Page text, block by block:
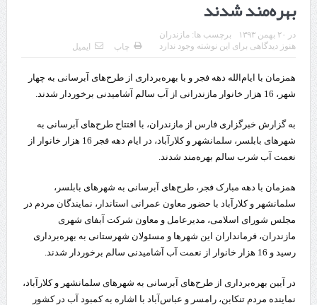
قدردانی وزیر میراث فرهنگی، گردشگری و صنایع دستی از استاندار اردبیل
استاندار اردبیل در دیدار دبیر شورای‌عالی مناطق آزاد و ویژه اقتصادی:
راه‌اندازی کامل منطقه آزاد اردبیل-بیله‌سوار و منطقه ویژه اقتصادی نمین تسریع
شود
در دیدار استاندار اردبیل و مدیرعامل بانک سینا محقق شد؛
تخصیص ۳۰۰میلیارد تومان برای تکمیل بزرگراه اردبیل-سرچم
کشف ۱۱ قبضه سلاح کلت کمری توسط مرزبانان هنگ مرزی ارومیه
رئیس سازمان راهداری:
مرز چیلات دهلران می‌تواند مکمل مرز بین‌المللی مهران شود
روایت روزنامه اتریشی از بحران در مرز مغرب و اسپانیا
تردد زائران اربعین در مرزهای خوزستان از مرز یک میلیون و ۴۲۸ هزار نفر
بهره‌مند شدند
در ۲۰ بهمن ۱۳۹۳ برچسب ها: مازندران
هنوز دیدگاهی برای این نوشته وجود ندارد
چاپ ایمیل
همزمان با ایام‌الله دهه فجر و با بهره‌برداری از طرح‌های آبرسانی به چهار
شهر، 16 هزار خانوار مازندرانی از آب سالم آشامیدنی برخوردار شدند.
به گزارش خبرگزاری فارس از مازندران، با افتتاح طرح‌های آبرسانی به
شهرهای بابلسر، سلمانشهر و کلارآباد، در ایام دهه فجر 16 هزار خانوار از
نعمت آب شرب سالم بهره‌مند شدند.
همزمان با دهه مبارک فجر، طرح‌های آبرسانی به شهرهای بابلسر،
سلمانشهر و کلارآباد با حضور معاون عمرانی استاندار، نمایندگان مردم در
مجلس شورای اسلامی، مدیرعامل و معاون شرکت آبفای شهری
مازندران، فرمانداران این شهرها و مسئولان شهرستانی به بهره‌برداری
رسید و 16 هزار خانوار از نعمت آب آشامیدنی سالم برخوردار شدند.
در آیین بهره‌برداری از طرح‌های آبرسانی به شهرهای سلمانشهر و کلارآباد،
نماینده مردم تنکابن، رامسر و عباس‌آباد با اشاره به کمبود آب در کشور